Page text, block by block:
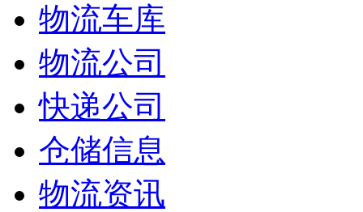
物流车库
物流公司
快递公司
仓储信息
物流资讯